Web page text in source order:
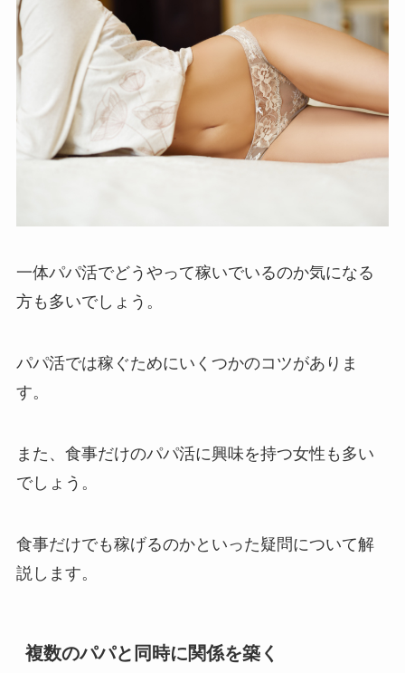
一体パパ活でどうやって稼いでいるのか気になる
方も多いでしょう。
パパ活では稼ぐためにいくつかのコツがありま
す。
また、食事だけのパパ活に興味を持つ女性も多い
でしょう。
食事だけでも稼げるのかといった疑問について解
説します。
複数のパパと同時に関係を築く